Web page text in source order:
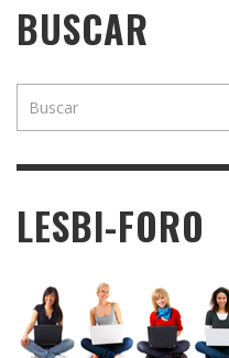
BUSCAR
LESBI-FORO